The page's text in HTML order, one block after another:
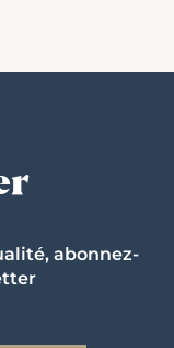
abonnez-